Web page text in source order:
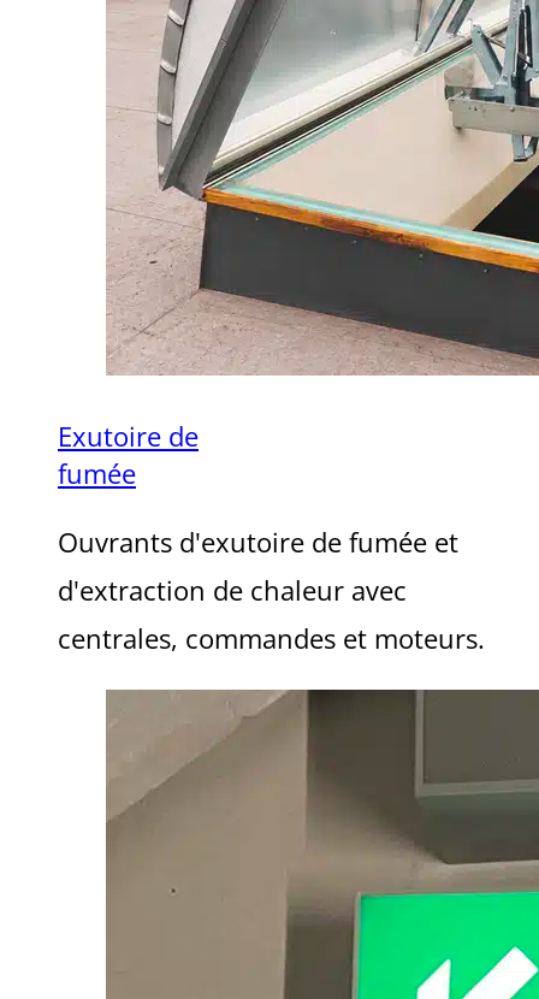
Exutoire de
fumée
Ouvrants d'exutoire de fumée et
d'extraction de chaleur avec
centrales, commandes et moteurs.